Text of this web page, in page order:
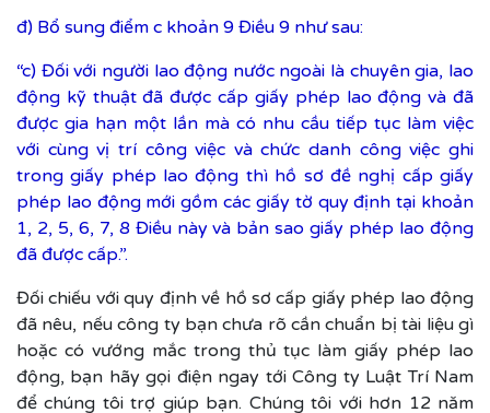
đ) Bổ sung điểm c khoản 9 Điều 9 như sau:
“c) Đối với người lao động nước ngoài là chuyên gia, lao
động kỹ thuật đã được cấp giấy phép lao động và đã
được gia hạn một lần mà có nhu cầu tiếp tục làm việc
với cùng vị trí công việc và chức danh công việc ghi
trong giấy phép lao động thì hồ sơ đề nghị cấp giấy
phép lao động mới gồm các giấy tờ quy định tại khoản
1, 2, 5, 6, 7, 8 Điều này và bản sao giấy phép lao động
đã được cấp.”.
Đối chiếu với quy định về hồ sơ cấp giấy phép lao động
đã nêu, nếu công ty bạn chưa rõ cần chuẩn bị tài liệu gì
hoặc có vướng mắc trong thủ tục làm giấy phép lao
động, bạn hãy gọi điện ngay tới Công ty Luật Trí Nam
để chúng tôi trợ giúp bạn. Chúng tôi với hơn 12 năm